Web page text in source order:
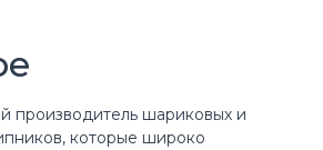
производитель шариковых и
которые широко